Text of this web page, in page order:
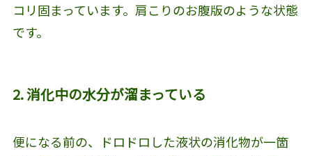
コリ固まっています。肩こりのお腹版のような状態
です。
2. 消化中の水分が溜まっている
便になる前の、ドロドロした液状の消化物が一箇